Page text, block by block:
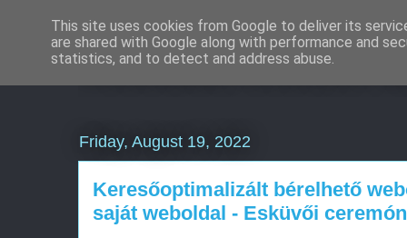
Weboldal készítés
Friday, August 19, 2022
Keresőoptimalizált bérelhető
saját weboldal - Esküvői
This site uses cookies from Google to deliver its
are shared with Google along with performance and
statistics, and to detect and address abuse.